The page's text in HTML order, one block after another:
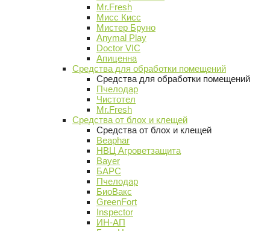
Mr.Fresh
Мисс Кисс
Мистер Бруно
Anymal Play
Doctor VIC
Апиценна
Средства для обработки помещений
Средства для обработки помещений
Пчелодар
Чистотел
Mr.Fresh
Средства от блох и клещей
Средства от блох и клещей
Beaphar
НВЦ Агроветзащита
Bayer
БАРС
Пчелодар
БиоВакс
GreenFort
Inspector
ИН-АП